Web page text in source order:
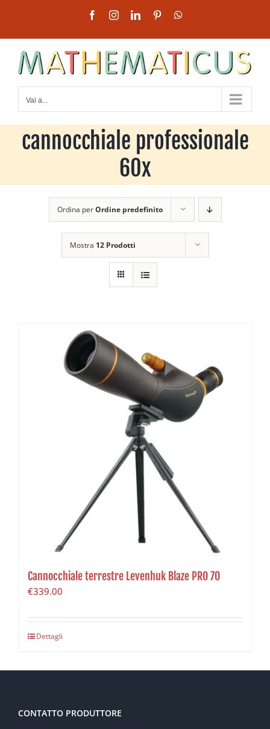
contenuto
FacebookInstagramLinkedInPinterest
Vai a...
cannocchiale professionale
60x
Ordina perOrdine predefinito
Mostra 12 Prodotti
Cannocchiale terrestre Levenhuk Blaze PRO 70
€339.00
Dettagli
CONTATTO PRODUTTORE